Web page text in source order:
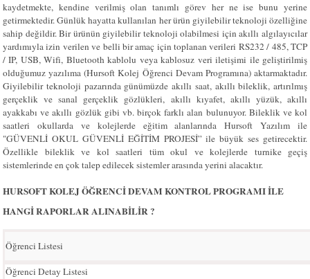
kaydetmekte, kendine verilmiş olan tanımlı görev her ne ise bunu yerine
getirmektedir. Günlük hayatta kullanılan her ürün giyilebilir teknoloji özelliğine
sahip değildir. Bir ürünün giyilebilir teknoloji olabilmesi için akıllı algılayıcılar
yardımıyla izin verilen ve belli bir amaç için toplanan verileri RS232 / 485, TCP
/ IP, USB, Wifi, Bluetooth kablolu veya kablosuz veri iletişimi ile geliştirilmiş
olduğumuz yazılıma (Hursoft Kolej Öğrenci Devam Programına) aktarmaktadır.
Giyilebilir teknoloji pazarında günümüzde akıllı saat, akıllı bileklik, artırılmış
gerçeklik ve sanal gerçeklik gözlükleri, akıllı kıyafet, akıllı yüzük, akıllı
ayakkabı ve akıllı gözlük gibi vb. birçok farklı alan bulunuyor. Bileklik ve kol
saatleri okullarda ve kolejlerde eğitim alanlarında Hursoft Yazılım ile
"GÜVENLİ OKUL GÜVENLİ EĞİTİM PROJESİ” ile büyük ses getirecektir.
Özellikle bileklik ve kol saatleri tüm okul ve kolejlerde turnike geçiş
sistemlerinde en çok talep edilecek sistemler arasında yerini alacaktır.
HURSOFT KOLEJ ÖĞRENCİ DEVAM KONTROL PROGRAMI İLE
HANGİ RAPORLAR ALINABİLİR ?
Öğrenci Listesi
Öğrenci Detay Listesi